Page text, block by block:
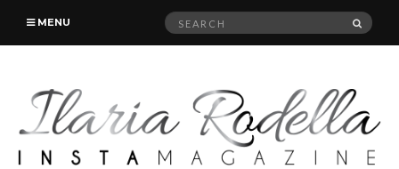
MENU
Search